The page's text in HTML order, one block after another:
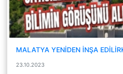
MALATYA YENİDEN İNŞA
23.10.2023